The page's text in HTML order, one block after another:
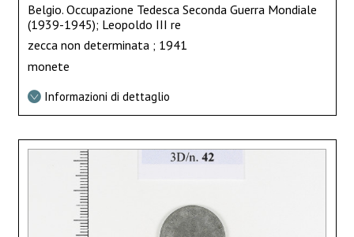
Belgio. Occupazione Tedesca Seconda Guerra Mondiale
(1939-1945); Leopoldo III re
zecca non determinata ; 1941
monete
Informazioni di dettaglio